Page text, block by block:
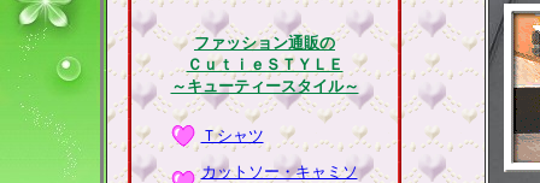
ファッション通販の
ＣｕｔｉｅＳＴＹＬＥ
～キューティースタイル～
Ｔシャツ
カットソー・キャミソ